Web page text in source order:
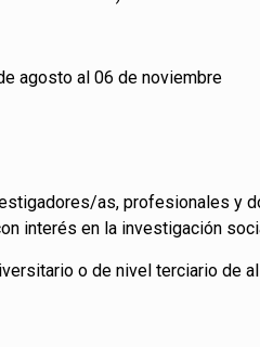
agosto al 06 de noviembre
as, profesionales y
interés en la investigación
o de nivel terciario de